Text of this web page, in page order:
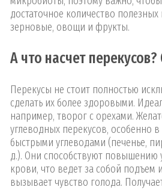
достаточное количество
зерновые, овощи и фрукты.
А что насчет
Перекусы не стоит полностью
сделать их более здоровыми.
например, творог с орехами.
углеводных перекусов, особенно
быстрыми углеводами (печенье,
д.). Они способствуют повышению
крови, что ведет за собой подъем
вызывает чувство голода.